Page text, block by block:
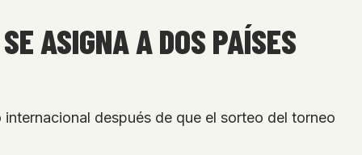
ASIGNA A DOS PAÍSES
después de que el sorteo del torneo